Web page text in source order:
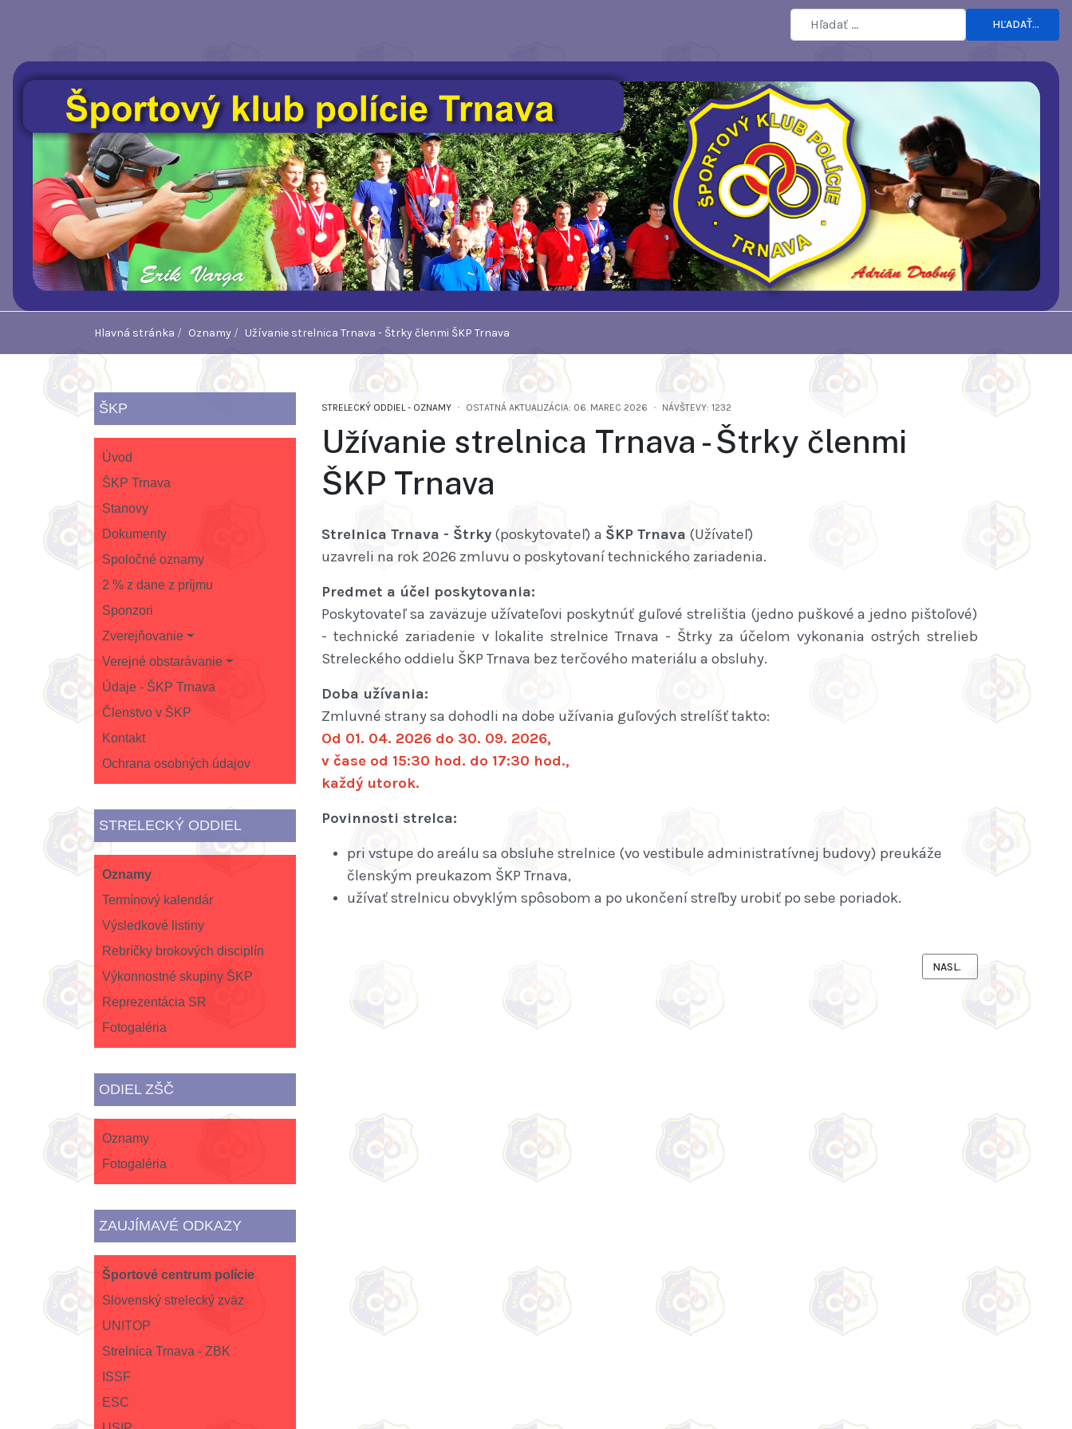
HĽADAŤ...
Hlavná stránka Oznamy Užívanie strelnica Trnava - Štrky členmi ŠKP Trnava
STRELECKÝ ODDIEL - OZNAMY OSTATNÁ AKTUALIZÁCIA: 06. MAREC 2026 NÁVŠTEVY: 1232
Užívanie strelnica Trnava - Štrky členmi
ŠKP Trnava
Strelnica Trnava - Štrky (poskytovateľ) a ŠKP Trnava (Užívateľ)
uzavreli na rok 2026 zmluvu o poskytovaní technického zariadenia.
Predmet a účel poskytovania:
Poskytovateľ sa zaväzuje užívateľovi poskytnúť guľové strelištia (jedno puškové a jedno pištoľové)
- technické zariadenie v lokalite strelnice Trnava - Štrky za účelom vykonania ostrých strelieb
Streleckého oddielu ŠKP Trnava bez terčového materiálu a obsluhy.
Doba užívania:
Zmluvné strany sa dohodli na dobe užívania guľových strelíšť takto:
Od 01. 04. 2026 do 30. 09. 2026,
v čase od 15:30 hod. do 17:30 hod.,
každý utorok.
Povinnosti strelca:
pri vstupe do areálu sa obsluhe strelnice (vo vestibule administratívnej budovy) preukáže
členským preukazom ŠKP Trnava,
užívať strelnicu obvyklým spôsobom a po ukončení streľby urobiť po sebe poriadok.
NASLEDUJÚCI ČLÁNOK:
NASL.
ŠKP
Úvod
ŠKP Trnava
Stanovy
Dokumenty
Spoločné oznamy
2 % z dane z príjmu
Sponzori
Zverejňovanie
Verejné obstarávanie
Údaje - ŠKP Trnava
Členstvo v ŠKP
Kontakt
Ochrana osobných údajov
STRELECKÝ ODDIEL
Oznamy
Termínový kalendár
Výsledkové listiny
Rebríčky brokových disciplín
Výkonnostné skupiny ŠKP
Reprezentácia SR
Fotogaléria
ODIEL ZŠČ
Oznamy
Fotogaléria
ZAUJÍMAVÉ ODKAZY
Športové centrum polície
Slovenský strelecký zväz
UNITOP
Strelnica Trnava - ZBK
ISSF
ESC